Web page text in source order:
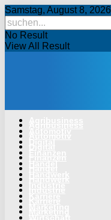
Samstag, August 8, 2026
No Result
View All Result